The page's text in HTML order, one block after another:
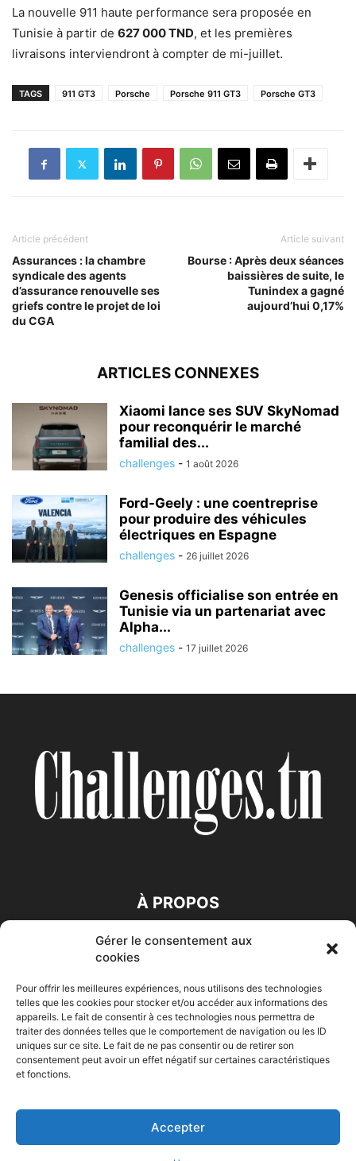
Gérer le consentement aux
cookies
Pour offrir les meilleures expériences, nous utilisons des technologies
telles que les cookies pour stocker et/ou accéder aux informations des
appareils. Le fait de consentir à ces technologies nous permettra de
traiter des données telles que le comportement de navigation ou les ID
uniques sur ce site. Le fait de ne pas consentir ou de retirer son
consentement peut avoir un effet négatif sur certaines caractéristiques
et fonctions.
Accepter
La nouvelle 911 haute performance sera proposée en
Tunisie à partir de 627 000 TND, et les premières
livraisons interviendront à compter de mi-juillet.
TAGS 911 GT3 Porsche Porsche 911 GT3 Porsche GT3
Article précédent
Assurances : la chambre
syndicale des agents
d’assurance renouvelle ses
griefs contre le projet de loi
du CGA
Article suivant
Bourse : Après deux séances
baissières de suite, le
Tunindex a gagné
aujourd’hui 0,17%
ARTICLES CONNEXES
Xiaomi lance ses SUV SkyNomad
pour reconquérir le marché
familial des...
challenges - 1 août 2026
Ford-Geely : une coentreprise
pour produire des véhicules
électriques en Espagne
challenges - 26 juillet 2026
Genesis officialise son entrée en
Tunisie via un partenariat avec
Alpha...
challenges - 17 juillet 2026
À PROPOS
SUIVEZ NOUS
Accueil Economie Entreprises Entrepreneur Afrique
HIGH-TECH Auto-Moto